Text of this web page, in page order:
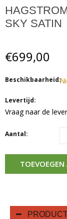
SKY SATIN
€699,00
Beschikbaarheid:
Levertijd:
Vraag naar de
Aantal: